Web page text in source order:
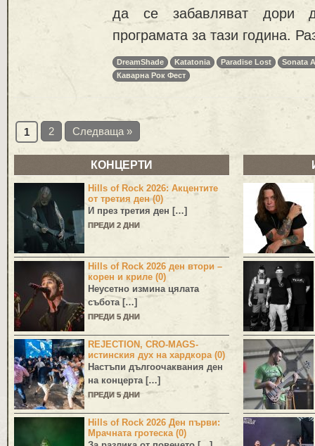
да се забавляват дори
програмата за тази година.
DreamShade Katatonia Paradise Lost
Sonata
Каварна Рок Фест
1 2 Следваща »
КОНЦЕРТИ
Hills of Rock 2026: Акцентите
от третия ден (0)
И през третия ден […]
ПРЕДИ 2 ДНИ
Hills of Rock 2026 ден втори –
корен и криле (0)
Неусетно измина цялата
събота […]
ПРЕДИ 5 ДНИ
REJECTION, CRO-MAGS-
истинския дух на хардкора (0)
Настъпи дългоочаквания ден
на концерта […]
ПРЕДИ 5 ДНИ
Hills of Rock 2026 Ден първи:
Мрачната гротеска (0)